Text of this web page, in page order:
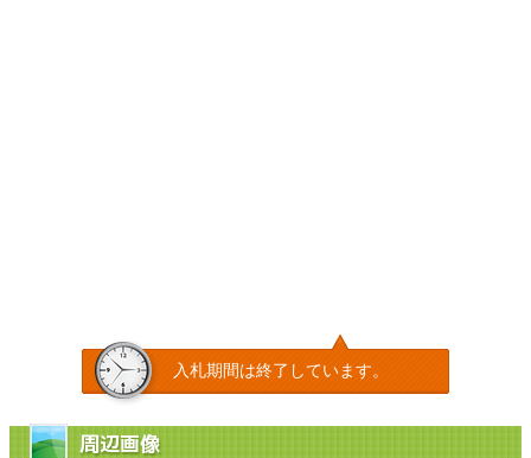
入札期間は終了しています。
周辺画像